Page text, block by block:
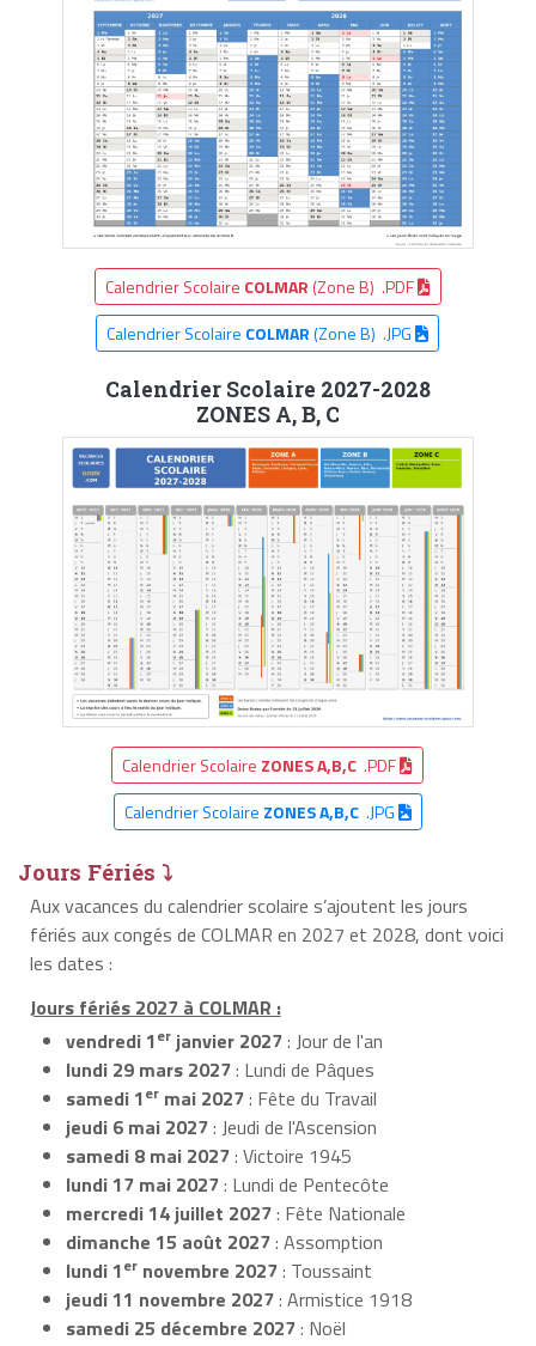
Calendrier Scolaire COLMAR (Zone B) .PDF
Calendrier Scolaire COLMAR(Zone B) .JPG
Calendrier Scolaire 2027-2028
ZONES A, B, C
Calendrier Scolaire ZONES A,B,C .PDF
Calendrier Scolaire ZONES A,B,C.JPG
Jours Fériés ⤵
Aux vacances du calendrier scolaire s’ajoutent les jours
fériés aux congés de COLMAR en 2027 et 2028, dont voici
les dates :
Jours fériés 2027 à COLMAR :
vendredi 1er janvier 2027: Jour de l'an
lundi 29 mars 2027: Lundi de Pâques
samedi 1er mai 2027: Fête du Travail
jeudi 6 mai 2027: Jeudi de l'Ascension
samedi 8 mai 2027: Victoire 1945
lundi 17 mai 2027: Lundi de Pentecôte
mercredi 14 juillet 2027: Fête Nationale
dimanche 15 août 2027: Assomption
lundi 1er novembre 2027: Toussaint
jeudi 11 novembre 2027: Armistice 1918
samedi 25 décembre 2027: Noël